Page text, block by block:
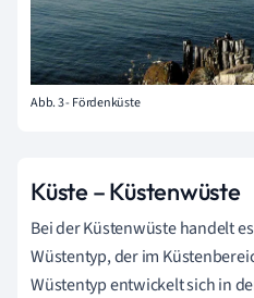
Abb. 3 - Fördenküste
Küste – Küstenwüste
Bei der Küstenwüste handelt
Wüstentyp, der im
Wüstentyp entwickelt sich in